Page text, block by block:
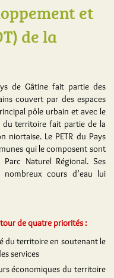
et
de la
de Gâtine fait partie des
couvert par des espaces
pôle urbain et avec le
du territoire fait partie de la
niortaise. Le PETR du Pays
qui le composent sont
Naturel Régional. Ses
nombreux cours d’eau lui
de quatre priorités :
du territoire en soutenant le
services
économiques du territoire